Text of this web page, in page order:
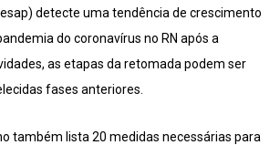
detecte uma tendência de crescimento
do coronavírus no RN após a
as etapas da retomada podem ser
fases anteriores.
também lista 20 medidas necessárias para